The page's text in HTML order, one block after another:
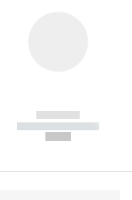
------------
----------- -----------